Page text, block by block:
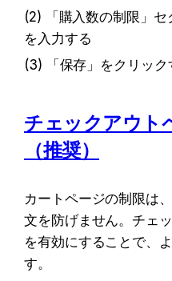
(2) 「購入数の制限」
を入力する
(3) 「保存」をクリック
チェックアウト
（推奨）
カートページの制限は
文を防げません。チェ
を有効にすることで、
す。